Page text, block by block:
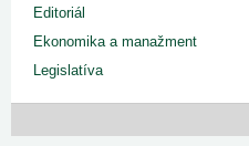
Editoriál
Ekonomika a manažment
Legislatíva